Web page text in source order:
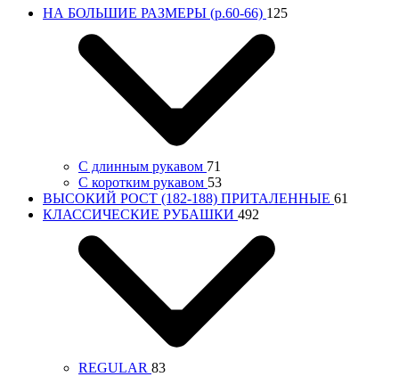
НА БОЛЬШИЕ РАЗМЕРЫ (р.60-66) 125
С длинным рукавом 71
С коротким рукавом 53
ВЫСОКИЙ РОСТ (182-188) ПРИТАЛЕННЫЕ 61
КЛАССИЧЕСКИЕ РУБАШКИ 492
REGULAR 83